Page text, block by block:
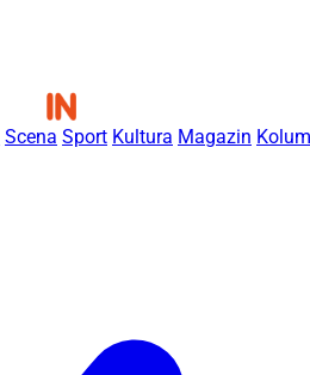
Scena Sport Kultura Magazin